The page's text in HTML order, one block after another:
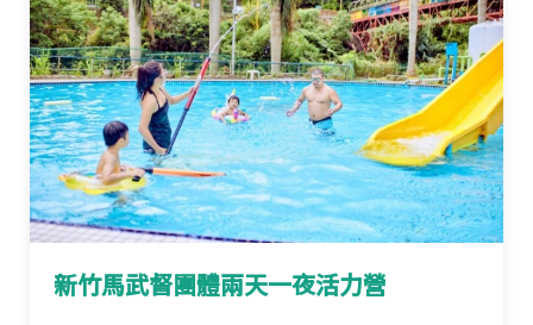
新竹馬武督團體兩天一夜活力營